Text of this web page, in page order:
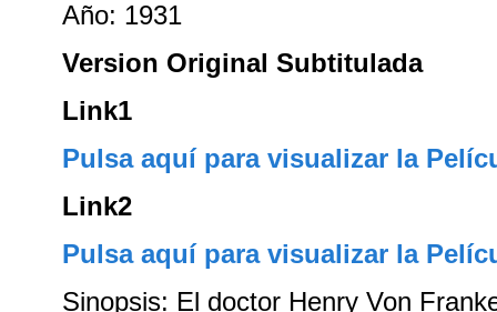
Año: 1931
Version Original Subtitulada
Link1
Pulsa aquí para visualizar la
Link2
Pulsa aquí para visualizar la
Sinopsis: El doctor Henry Von